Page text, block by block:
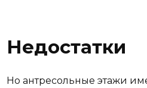
Недостатки
Но антресольные этажи